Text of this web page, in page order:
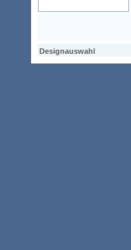
Designauswahl
Designauswahl